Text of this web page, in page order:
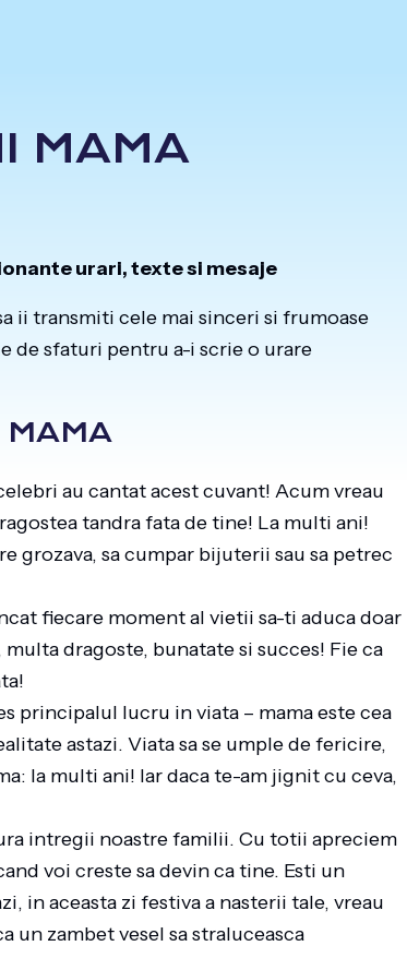
MAMA
urari, texte si mesaje
ii transmiti cele mai sinceri si frumoase
de sfaturi pentru a-i scrie o urare
au cantat acest cuvant! Acum vreau
tandra fata de tine! La multi ani!
grozava, sa cumpar bijuterii sau sa petrec
fiecare moment al vietii sa-ti aduca doar
dragoste, bunatate si succes! Fie ca
principalul lucru in viata – mama este cea
astazi. Viata sa se umple de fericire,
la multi ani! Iar daca te-am jignit cu ceva,
intregii noastre familii. Cu totii apreciem
voi creste sa devin ca tine. Esti un
in aceasta zi festiva a nasterii tale, vreau
un zambet vesel sa straluceasca